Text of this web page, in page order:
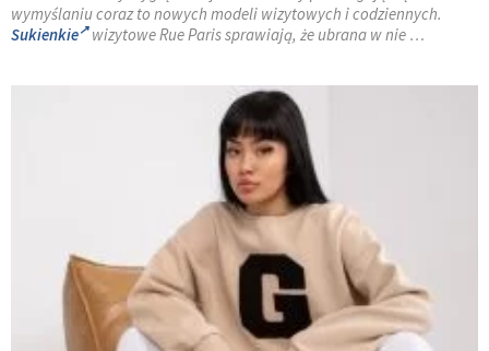
wymyślaniu coraz to nowych modeli wizytowych i codziennych.
Sukienkie
wizytowe Rue Paris sprawiają, że ubrana w nie …